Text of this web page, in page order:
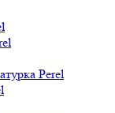
Perel